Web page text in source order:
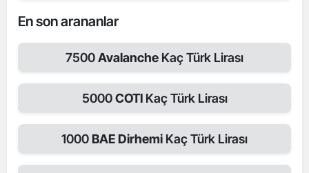
En son arananlar
7500Avalanche Kaç Türk Lirası
5000COTI Kaç Türk Lirası
1000BAE Dirhemi Kaç Türk Lirası